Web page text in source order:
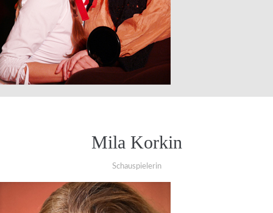
Mila Korkin
Schauspielerin